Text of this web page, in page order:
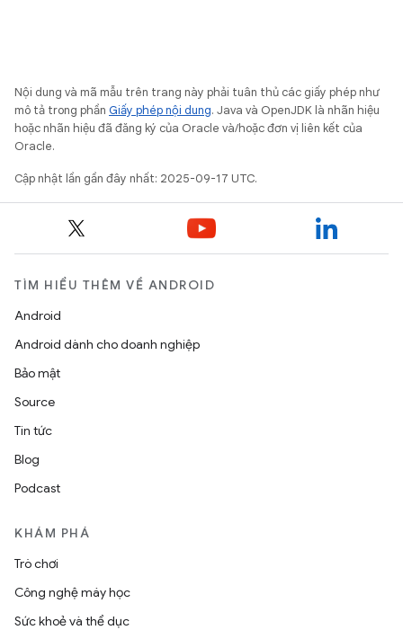
Nội dung và mã mẫu trên trang này phải tuân thủ các giấy phép như
mô tả trong phần Giấy phép nội dung. Java và OpenJDK là nhãn hiệu
hoặc nhãn hiệu đã đăng ký của Oracle và/hoặc đơn vị liên kết của
Oracle.
Cập nhật lần gần đây nhất: 2025-09-17 UTC.
TÌM HIỂU THÊM VỀ ANDROID
Android
Android dành cho doanh nghiệp
Bảo mật
Source
Tin tức
Blog
Podcast
KHÁM PHÁ
Trò chơi
Công nghệ máy học
Sức khoẻ và thể dục